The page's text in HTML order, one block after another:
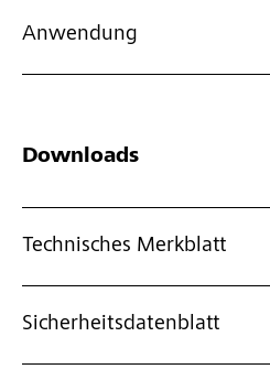
Anwendung
Downloads
Technisches Merkblatt
Sicherheitsdatenblatt